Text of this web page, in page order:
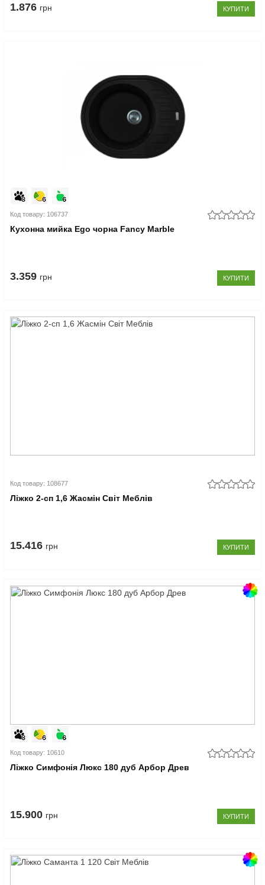
1.876 грн КУПИТИ
Код товару: 106737
Кухонна мийка Ego чорна Fancy Marble
3.359 грн КУПИТИ
Код товару: 108677
Ліжко 2-сп 1,6 Жасмін Світ Меблів
15.416 грн КУПИТИ
Код товару: 10610
Ліжко Симфонія Люкс 180 дуб Арбор Древ
15.900 грн КУПИТИ